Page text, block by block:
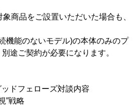
商品をご設置いただいた場合も、
機能のないモデル)の本体のみのプ
途ご契約が必要になります。
ドフェローズ対談内容
”戦略